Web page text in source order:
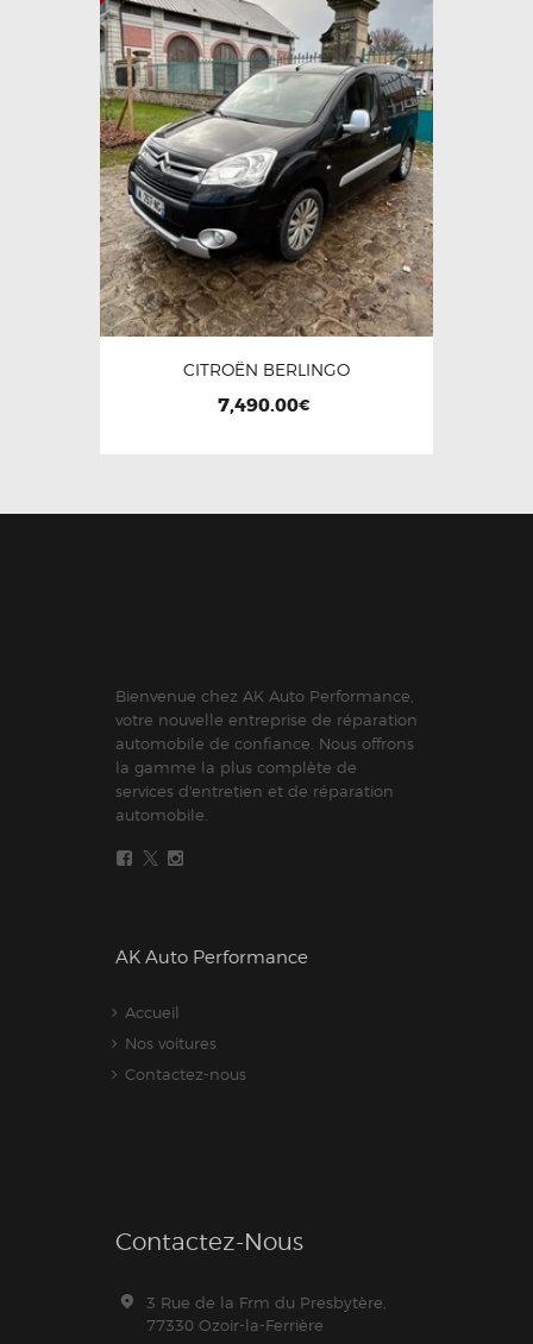
CITROËN BERLINGO
7,490.00€
Bienvenue chez AK Auto Performance,
votre nouvelle entreprise de réparation
automobile de confiance. Nous offrons
la gamme la plus complète de
services d'entretien et de réparation
automobile.
AK Auto Performance
Accueil
Nos voitures
Contactez-nous
Contactez-Nous
3 Rue de la Frm du Presbytère,
77330 Ozoir-la-Ferrière